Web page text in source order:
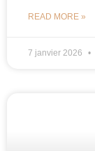
READ MORE »
7 janvier 2026